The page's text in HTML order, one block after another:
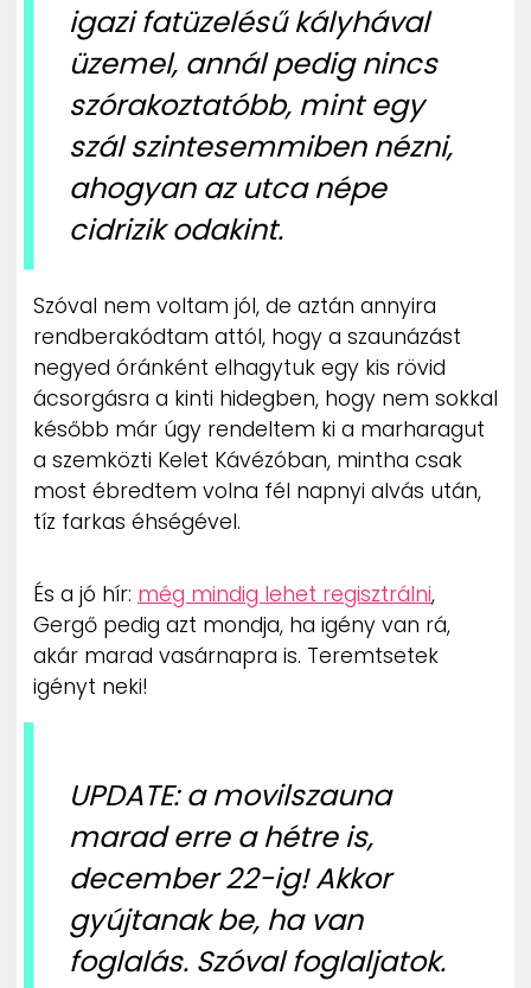
igazi fatüzelésű kályhával
üzemel, annál pedig nincs
szórakoztatóbb, mint egy
szál szintesemmiben nézni,
ahogyan az utca népe
cidrizik odakint.
Szóval nem voltam jól, de aztán annyira
rendberakódtam attól, hogy a szaunázást
negyed óránként elhagytuk egy kis rövid
ácsorgásra a kinti hidegben, hogy nem sokkal
később már úgy rendeltem ki a marharagut
a szemközti Kelet Kávézóban, mintha csak
most ébredtem volna fél napnyi alvás után,
tíz farkas éhségével.
És a jó hír: még mindig lehet regisztrálni,
Gergő pedig azt mondja, ha igény van rá,
akár marad vasárnapra is. Teremtsetek
igényt neki!
UPDATE: a movilszauna
marad erre a hétre is,
december 22-ig! Akkor
gyújtanak be, ha van
foglalás. Szóval foglaljatok.